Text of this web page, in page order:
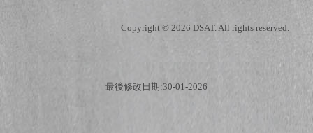
Copyright © 2026 DSAT. All rights reserved.
最後修改日期:30-01-2026